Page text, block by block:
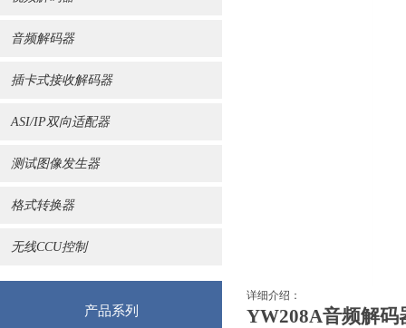
音频解码器
插卡式接收解码器
ASI/IP双向适配器
测试图像发生器
格式转换器
无线CCU控制
产品系列
详细介绍：
YW208A音频解码